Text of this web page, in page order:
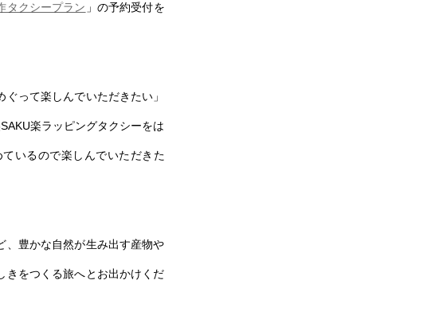
タクシープラン 」の予約受付を
って楽しんでいただきたい」
楽ラッピングタクシーをは
いるので楽しんでいただきた
、豊かな自然が生み出す産物や
きをつくる旅へとお出かけくだ